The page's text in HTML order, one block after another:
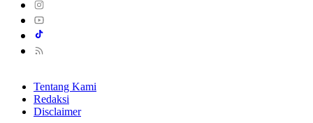
Tentang Kami
Redaksi
Disclaimer